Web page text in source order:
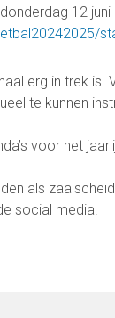
12
erg in trek is.
te kunnen
voor het
als
social media.